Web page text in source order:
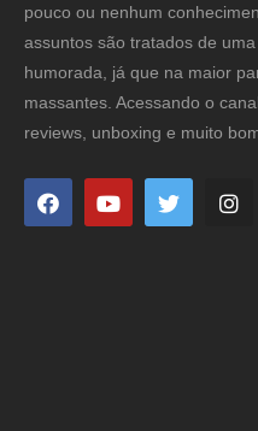
pouco ou nenhum
assuntos são tratados de
humorada, já que na maior
massantes. Acessando o
reviews, unboxing e muito